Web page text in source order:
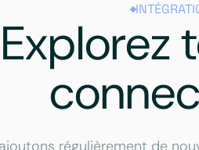
Explorez
régulièrement de